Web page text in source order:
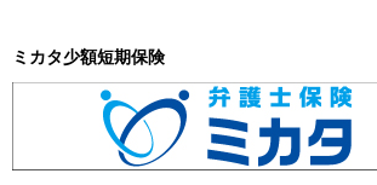
ミカタ少額短期保険